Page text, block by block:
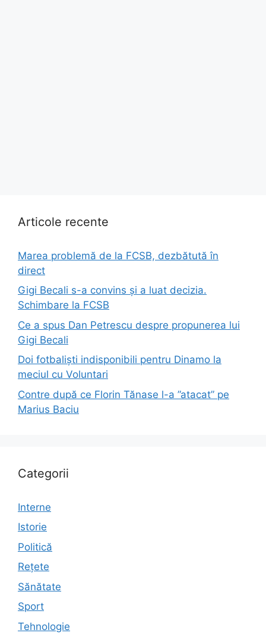
Articole recente
Marea problemă de la FCSB, dezbătută în
direct
Gigi Becali s-a convins și a luat decizia.
Schimbare la FCSB
Ce a spus Dan Petrescu despre propunerea lui
Gigi Becali
Doi fotbaliști indisponibili pentru Dinamo la
meciul cu Voluntari
Contre după ce Florin Tănase l-a ”atacat” pe
Marius Baciu
Categorii
Interne
Istorie
Politică
Rețete
Sănătate
Sport
Tehnologie